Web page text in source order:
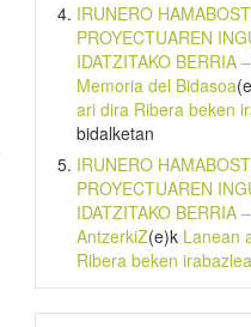
IRUNERO
PROYECTUAREN
IDATZITAKO BERRIA
Memoria del Bidasoa
ari dira Ribera beken
bidalketan
IRUNERO
PROYECTUAREN
IDATZITAKO BERRIA –
AntzerkiZ(e)k Lanean
Ribera beken